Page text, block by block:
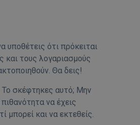
υποθέτεις ότι πρόκειται
και τους λογαριασμούς
Θα δεις!
Το σκέφτηκες αυτό; Μην
να έχεις
και να εκτεθείς.
συνεδρία
Αυτό το cookie ορίζεται
Doubleclick και παρέχει
πληροφορίες σχετικά με
με τον οποίο ο τελικός
χρησιμοποιεί τον ιστότοπο
έχει δει ο τελικός χρήστης
επισκεφθεί τον εν λόγω
1 εβδομάδα 3
μέρες
Αυτό το cookie
για σκοπούς ταυτοποίησης
ασφάλειας,